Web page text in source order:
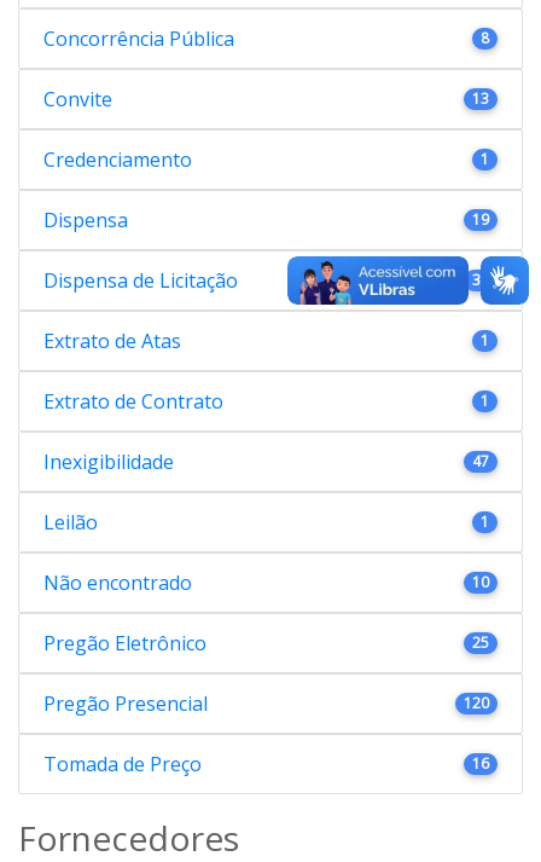
Concorrência Pública 8
Convite 13
Credenciamento 1
Dispensa 19
Dispensa de Licitação 38
Extrato de Atas 1
Extrato de Contrato 1
Inexigibilidade 47
Leilão 1
Não encontrado 10
Pregão Eletrônico 25
Pregão Presencial 120
Tomada de Preço 16
Fornecedores